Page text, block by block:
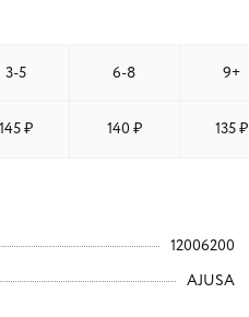
3-5 6-8 9+
145 ₽ 140 ₽ 135 ₽
12006200
AJUSA